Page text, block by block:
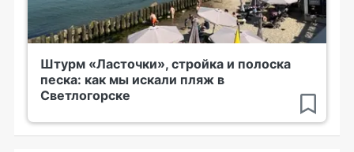
Штурм «Ласточки», стройка и полоска
песка: как мы искали пляж в
Светлогорске